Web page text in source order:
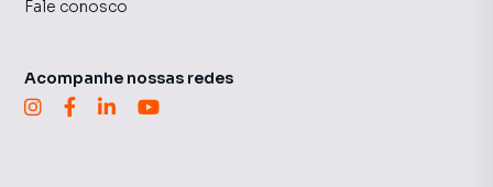
Fale conosco
Acompanhe nossas redes